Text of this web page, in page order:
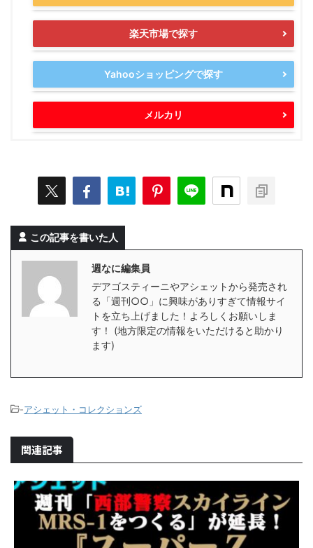
楽天市場で探す
Yahooショッピングで探す
メルカリ
この記事を書いた人
週なに編集員
デアゴスティーニやアシェットから発売され
る「週刊○○」に興味がありすぎて情報サイ
トを立ち上げました！よろしくお願いしま
す！ (地方限定の情報をいただけると助かり
ます)
-アシェット・コレクションズ
関連記事